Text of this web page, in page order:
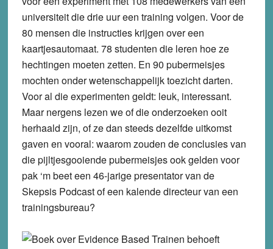
universiteit die drie uur een training volgen. Voor de
80 mensen die instructies krijgen over een
kaartjesautomaat. 78 studenten die leren hoe ze
hechtingen moeten zetten. En 90 pubermeisjes
mochten onder wetenschappelijk toezicht darten.
Voor al die experimenten geldt: leuk, interessant.
Maar nergens lezen we of die onderzoeken ooit
herhaald zijn, of ze dan steeds dezelfde uitkomst
gaven en vooral: waarom zouden de conclusies van
die pijltjesgooiende pubermeisjes ook gelden voor
pak ‘m beet een 46-jarige presentator van de
Skepsis Podcast of een kalende directeur van een
trainingsbureau?